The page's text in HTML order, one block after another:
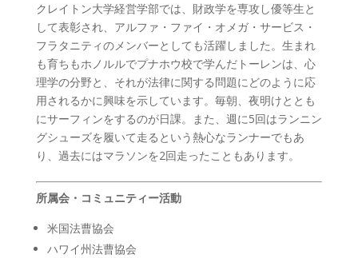
クレイトン大学経営学部では、財政学を専攻し優等生と
して表彰され、アルファ・ファイ・オメガ・サービス・
フラタニティのメンバーとしても活躍しました。生まれ
も育ちもホノルルでプナホウ校で学んだトーレンは、心
理学の分野と、それが法律に関する問題にどのように応
用されるかに興味を示しています。毎朝、夜明けととも
にサーフィンをするのが日課。また、週に5回はランニン
グシューズを履いて走るという熱心なランナーでもあ
り、過去にはマラソンを2回走ったこともあります。
所属会・コミュニティー活動
米国法曹協会
ハワイ州法曹協会